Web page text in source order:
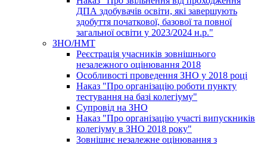
ДПА здобувачів освіти, які завершують
здобуття початкової, базової та повної
загальної освіти у 2023/2024 н.р."
ЗНО/НМТ
Реєстрація учасників зовнішнього
незалежного оцінювання 2018
Особливості проведення ЗНО у 2018 році
Наказ "Про організацію роботи пункту
тестування на базі колегіуму"
Супровід на ЗНО
Наказ "Про організацію участі випускників
колегіуму в ЗНО 2018 року"
Зовнішнє незалежне оцінювання з